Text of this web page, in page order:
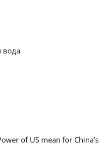
вода
of US mean for China’s